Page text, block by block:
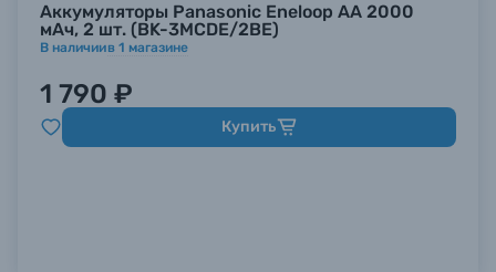
Аккумуляторы Panasonic Eneloop AA 2000
мАч, 2 шт. (BK-3MCDE/2BE)
В наличиив 1 магазине
1 790 ₽
Купить